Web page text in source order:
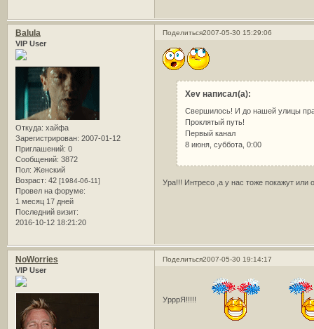
Поделиться2007-05-30 15:29:06
Balula
VIP User
Откуда: хайфа
Зарегистрирован: 2007-01-12
Приглашений: 0
Сообщений: 3872
Пол: Женский
Возраст: 42 [1984-06-11]
Провел на форуме:
1 месяц 17 дней
Последний визит:
2016-10-12 18:21:20
Xev написал(а):
Свершилось! И до нашей улицы
Проклятый путь!
Первый канал
8 июня, суббота, 0:00
Ура!!! Интресо ,а у нас тоже покажут или
Поделиться2007-05-30 19:14:17
NoWorries
VIP User
УрррЯ!!!!!